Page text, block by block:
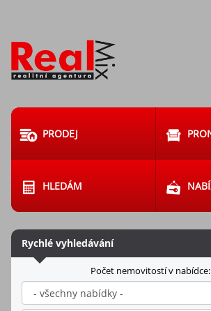
PRODEJ
HLEDÁM
Rychlé vyhledávání
Počet nemovitostí v nabídce: